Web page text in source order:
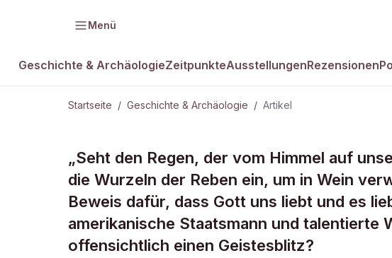
Menü
Geschichte & ArchäologieZeitpunkteAusstellungenRezensionen
Startseite / Geschichte & Archäologie / Artikel
GESCHICHTE & ARCHÄOLOGIE
Welcher
Staatsmann
„Seht den Regen, der vom Himmel auf
die Wurzeln der Reben ein, um in Wein
Beweis dafür, dass Gott uns liebt und es
amerikanische Staatsmann und talentierte
offensichtlich einen Geistesblitz?